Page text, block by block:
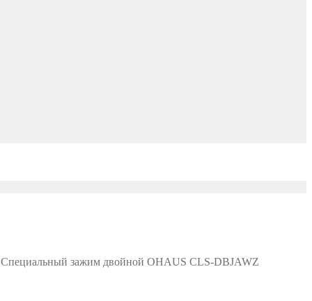
Специальный зажим двойной OHAUS CLS-DBJAWZ